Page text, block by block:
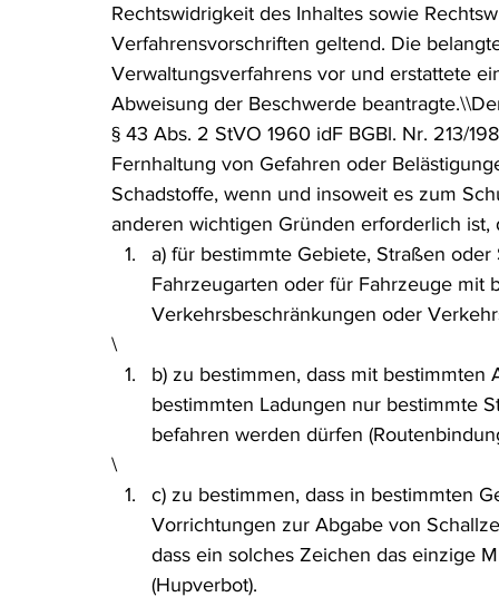
Rechtswidrigkeit des Inhaltes sowie
Verfahrensvorschriften geltend. Die
Verwaltungsverfahrens vor und erstattete
Abweisung der Beschwerde
§ 43 Abs. 2 StVO 1960 idF BGBl. Nr. 213/
Fernhaltung von Gefahren oder
Schadstoffe, wenn und insoweit es zum
anderen wichtigen Gründen erforderlich
a) für bestimmte Gebiete, Straßen
Fahrzeugarten oder für Fahrzeuge
Verkehrsbeschränkungen oder
\
b) zu bestimmen, dass mit
bestimmten Ladungen nur bestimmte
befahren werden dürfen
\
c) zu bestimmen, dass in bestimmten
Vorrichtungen zur Abgabe von
dass ein solches Zeichen das einzige
(Hupverbot).